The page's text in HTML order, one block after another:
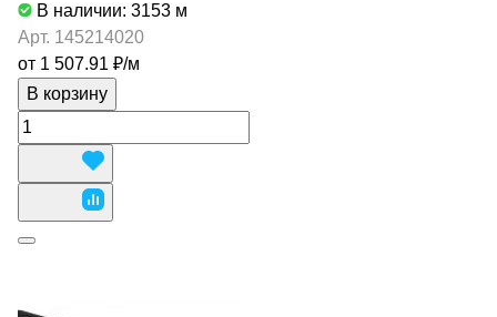
В наличии: 3153 м
Арт. 145214020
от 1 507.91 ₽/м
В корзину